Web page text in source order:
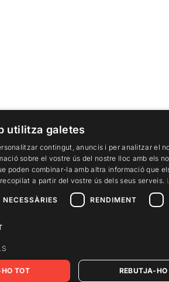
utilitza galetes
contingut, anuncis i per analitzar el
sobre el vostre ús del nostre lloc amb els
poden combinar-la amb altra informació que
a partir del vostre ús dels seus serveis.
RENDIMENT
TOT REBUTJA-